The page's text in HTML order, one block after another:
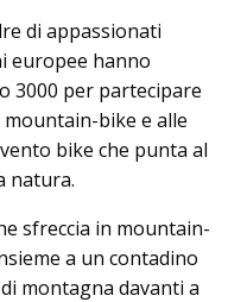
di appassionati
europee hanno
3000 per partecipare
bike e alle
bike che punta al
natura.
sfreccia in mountain-
a un contadino
montagna davanti a